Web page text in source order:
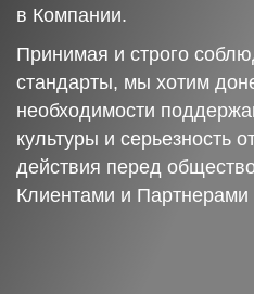
в Компании.
Принимая и строго
стандарты, мы хотим
необходимости
культуры и серьезность
действия перед
Клиентами и Партнерами